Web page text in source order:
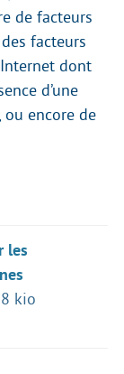
de facteurs
facteurs
dont
d’une
ou encore de
les
kio